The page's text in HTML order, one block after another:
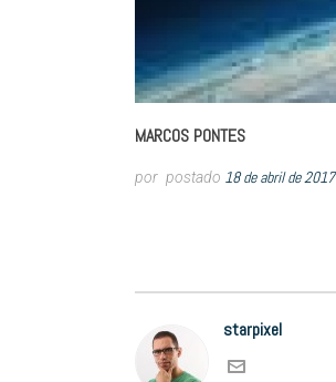
MARCOS PONTES
por postado 18 de abril de 2017
starpixel